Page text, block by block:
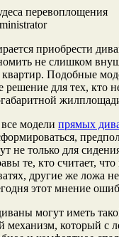
приобрести
не слишком
квартир. Подобные
решение для тех, кто
модели прямых
не только для
те, кто считает, что
другие же ложа
этот мнение
могут иметь
который с